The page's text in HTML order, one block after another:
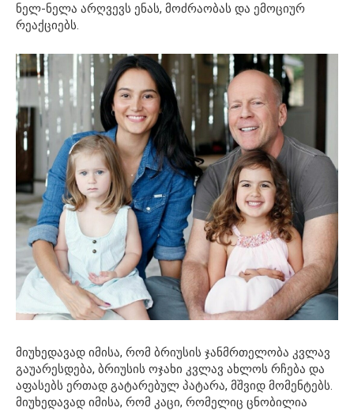
ნელ-ნელა არღვევს ენას, მოძრაობას და ემოციურ
რეაქციებს.
მიუხედავად იმისა, რომ ბრიუსის ჯანმრთელობა კვლავ
გაუარესდება, ბრიუსის ოჯახი კვლავ ახლოს რჩება და
აფასებს ერთად გატარებულ პატარა, მშვიდ მომენტებს.
მიუხედავად იმისა, რომ კაცი, რომელიც ცნობილია